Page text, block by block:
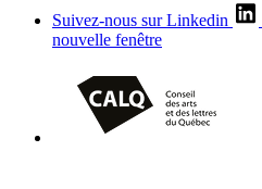
Suivez-nous sur Linkedin
nouvelle fenêtre